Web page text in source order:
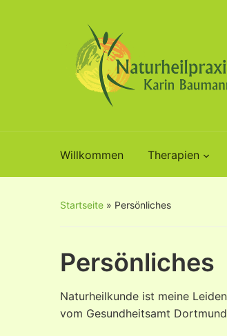
Willkommen Therapien
Startseite » Persönliches
Persönliches
Naturheilkunde ist meine
vom Gesundheitsamt